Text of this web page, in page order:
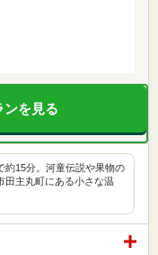
ンを見る
約15分。河童伝説や果物の
田主丸町にある小さな温